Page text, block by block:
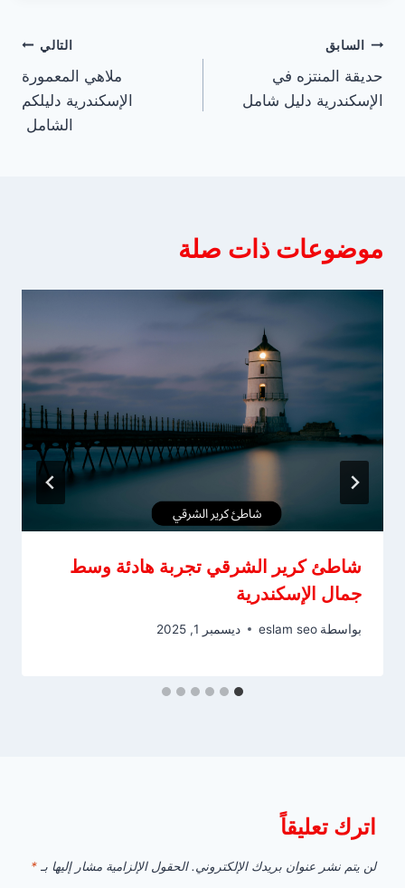
تصفّح
المقالات
السابق
حديقة المنتزه في
الإسكندرية دليل شامل
التالي
ملاهي المعمورة
الإسكندرية دليلكم
الشامل
موضوعات ذات صلة
شاطئ كرير الشرقي تجربة هادئة وسط
جمال الإسكندرية
بواسطة eslam seo ديسمبر 1, 2025
اترك تعليقاً
لن يتم نشر عنوان بريدك الإلكتروني. الحقول الإلزامية مشار إليها بـ *